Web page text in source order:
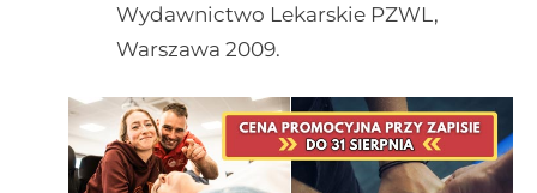
Wydawnictwo Lekarskie PZWL,
Warszawa 2009.